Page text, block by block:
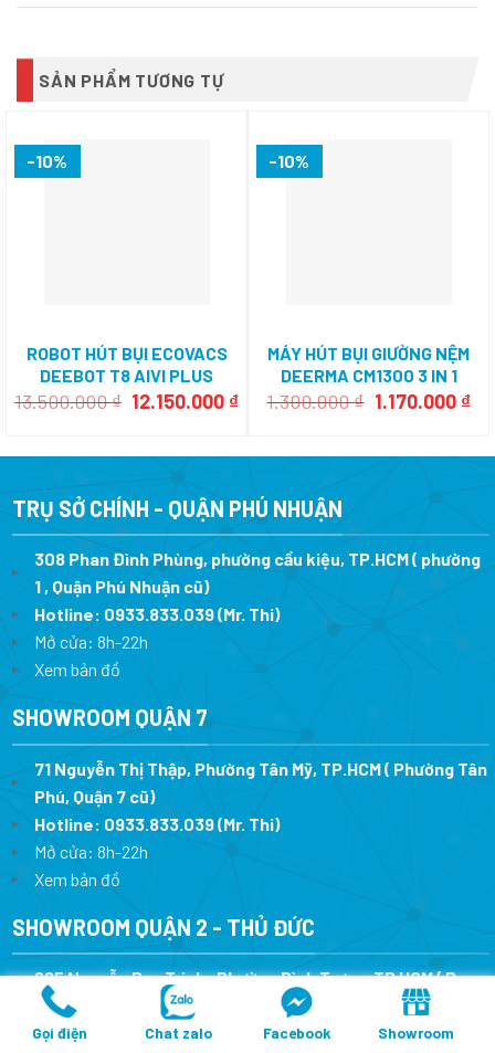
SẢN PHẨM TƯƠNG TỰ
-10%
ROBOT HÚT BỤI ECOVACS
DEEBOT T8 AIVI PLUS
13.500.000₫ Giá
13.500.000 ₫.
12.150.000 ₫Giá
là:
-10%
MÁY HÚT BỤI GIƯỜNG NỆM
DEERMA CM1300 3 IN 1
1.300.000₫ Giá
1.300.000 ₫.
1.170.000 ₫Giá
là:
TRỤ SỞ CHÍNH - QUẬN PHÚ NHUẬN
308 Phan Đình Phùng, phường cầu kiệu, TP.HCM ( phường
1 , Quận Phú Nhuận cũ)
Hotline: 0933.833.039(Mr. Thi)
Mở cửa: 8h-22h
Xem bản đồ
SHOWROOM QUẬN 7
71 Nguyễn Thị Thập, Phường Tân Mỹ, TP.HCM ( Phường Tân
Phú, Quận 7 cũ)
Hotline: 0933.833.039(Mr. Thi)
Mở cửa: 8h-22h
Xem bản đồ
SHOWROOM QUẬN 2 - THỦ ĐỨC
625 Nguyễn Duy Trinh , Phường Bình Trưng, TP HCM ( P.
Bình Trưng Đông , Quận 2, TP.Thủ Đức cũ)
Hotline:
0933.833.039
(Mr. Thi)
Gọi điện Chat zalo Facebook Showroom